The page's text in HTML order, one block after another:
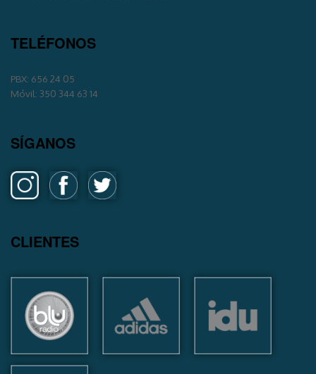
TELÉFONOS
PBX: 656 24 05
Móvil: 350 344 63 14
SÍGANOS
CLIENTES